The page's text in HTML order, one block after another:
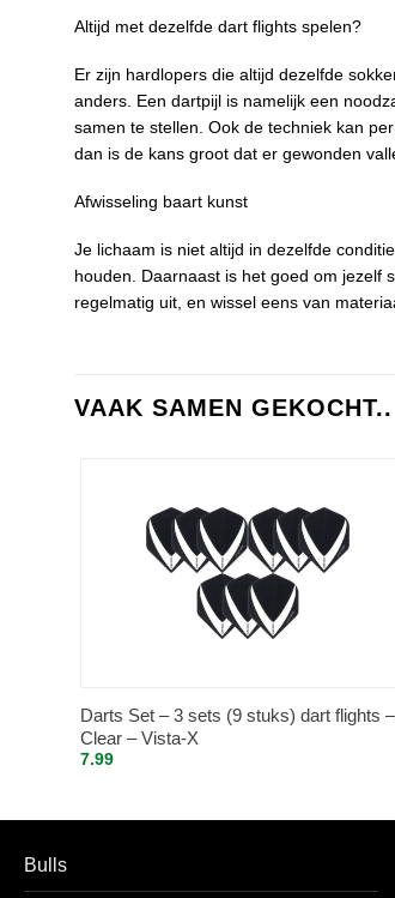
Altijd met dezelfde dart flights spelen?
Er zijn hardlopers die altijd dezelfde
anders. Een dartpijl is namelijk een
samen te stellen. Ook de techniek kan
dan is de kans groot dat er gewonden
Afwisseling baart kunst
Je lichaam is niet altijd in dezelfde
houden. Daarnaast is het goed om jezelf
regelmatig uit, en wissel eens van
VAAK SAMEN GEKOCHT..
Darts Set – 3 sets (9 stuks) dart flights –
Clear – Vista-X
7.99
Bulls